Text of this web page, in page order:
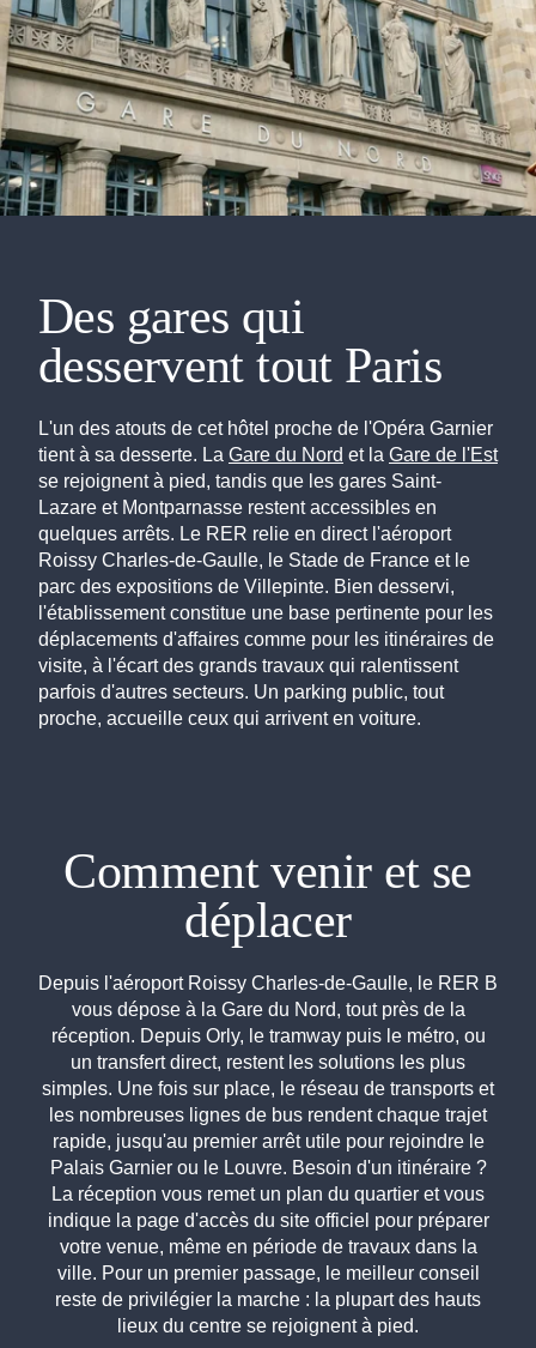
Des gares qui
desservent tout Paris
L'un des atouts de cet hôtel proche de l'Opéra Garnier
tient à sa desserte. La Gare du Nord et la Gare de l'Est
se rejoignent à pied, tandis que les gares Saint-
Lazare et Montparnasse restent accessibles en
quelques arrêts. Le RER relie en direct l'aéroport
Roissy Charles-de-Gaulle, le Stade de France et le
parc des expositions de Villepinte. Bien desservi,
l'établissement constitue une base pertinente pour les
déplacements d'affaires comme pour les itinéraires de
visite, à l'écart des grands travaux qui ralentissent
parfois d'autres secteurs. Un parking public, tout
proche, accueille ceux qui arrivent en voiture.
Comment venir et se
déplacer
Depuis l'aéroport Roissy Charles-de-Gaulle, le RER B
vous dépose à la Gare du Nord, tout près de la
réception. Depuis Orly, le tramway puis le métro, ou
un transfert direct, restent les solutions les plus
simples. Une fois sur place, le réseau de transports et
les nombreuses lignes de bus rendent chaque trajet
rapide, jusqu'au premier arrêt utile pour rejoindre le
Palais Garnier ou le Louvre. Besoin d'un itinéraire ?
La réception vous remet un plan du quartier et vous
indique la page d'accès du site officiel pour préparer
votre venue, même en période de travaux dans la
ville. Pour un premier passage, le meilleur conseil
reste de privilégier la marche : la plupart des hauts
lieux du centre se rejoignent à pied.